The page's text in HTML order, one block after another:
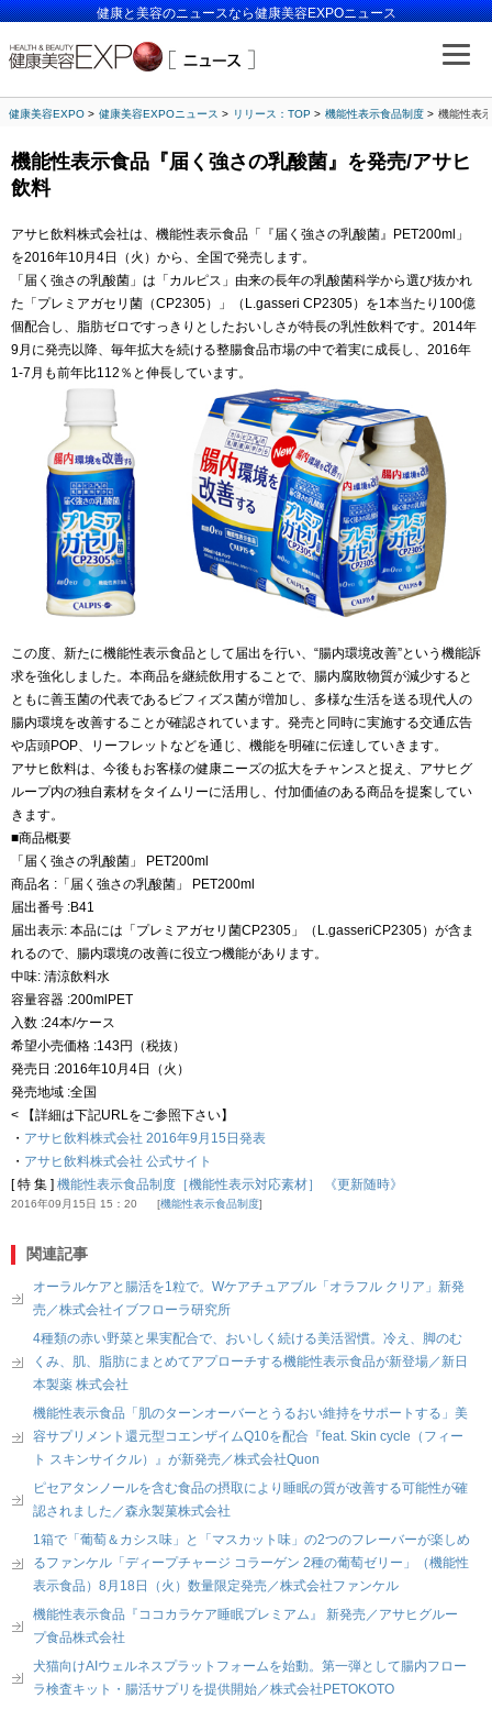
健康と美容のニュースなら健康美容EXPOニュース
健康美容EXPO 健康美容EXPOニュース リリース：TOP 機能性表示食品制度 機能性表
機能性表示食品『届く強さの乳酸菌』を発売/アサヒ
飲料
アサヒ飲料株式会社は、機能性表示食品「『届く強さの乳酸菌』PET200ml」
を2016年10月4日（火）から、全国で発売します。
「届く強さの乳酸菌」は「カルピス」由来の長年の乳酸菌科学から選び抜かれ
た「プレミアガセリ菌（CP2305）」（L.gasseri CP2305）を1本当たり100億
個配合し、脂肪ゼロですっきりとしたおいしさが特長の乳性飲料です。2014年
9月に発売以降、毎年拡大を続ける整腸食品市場の中で着実に成長し、2016年
1-7月も前年比112％と伸長しています。
この度、新たに機能性表示食品として届出を行い、“腸内環境改善”という機能訴
求を強化しました。本商品を継続飲用することで、腸内腐敗物質が減少すると
ともに善玉菌の代表であるビフィズス菌が増加し、多様な生活を送る現代人の
腸内環境を改善することが確認されています。発売と同時に実施する交通広告
や店頭POP、リーフレットなどを通じ、機能を明確に伝達していきます。
アサヒ飲料は、今後もお客様の健康ニーズの拡大をチャンスと捉え、アサヒグ
ループ内の独自素材をタイムリーに活用し、付加価値のある商品を提案してい
きます。
■商品概要
「届く強さの乳酸菌」 PET200ml
商品名 :「届く強さの乳酸菌」 PET200ml
届出番号 :B41
届出表示: 本品には「プレミアガセリ菌CP2305」（L.gasseriCP2305）が含ま
れるので、腸内環境の改善に役立つ機能があります。
中味: 清涼飲料水
容量容器 :200mlPET
入数 :24本/ケース
希望小売価格 :143円（税抜）
発売日 :2016年10月4日（火）
発売地域 :全国
< 【詳細は下記URLをご参照下さい】
・ アサヒ飲料株式会社 2016年9月15日発表
・ アサヒ飲料株式会社 公式サイト
[ 特 集 ] 機能性表示食品制度［機能性表示対応素材］ 《更新随時》
2016年09月15日 15：20 機能性表示食品制度
関連記事
オーラルケアと腸活を1粒で。Wケアチュアブル「オラフル クリア」新発
売／株式会社イブフローラ研究所
4種類の赤い野菜と果実配合で、おいしく続ける美活習慣。冷え、脚のむ
くみ、肌、脂肪にまとめてアプローチする機能性表示食品が新登場／新日
本製薬 株式会社
機能性表示食品「肌のターンオーバーとうるおい維持をサポートする」美
容サプリメント還元型コエンザイムQ10を配合『feat. Skin cycle（フィー
ト スキンサイクル）』が新発売／株式会社Quon
ピセアタンノールを含む食品の摂取により睡眠の質が改善する可能性が確
認されました／森永製菓株式会社
1箱で「葡萄＆カシス味」と「マスカット味」の2つのフレーバーが楽しめ
るファンケル「ディープチャージ コラーゲン 2種の葡萄ゼリー」（機能性
表示食品）8月18日（火）数量限定発売／株式会社ファンケル
機能性表示食品『ココカラケア睡眠プレミアム』 新発売／アサヒグルー
プ食品株式会社
犬猫向けAIウェルネスプラットフォームを始動。第一弾として腸内フロー
ラ検査キット・腸活サプリを提供開始／株式会社PETOKOTO